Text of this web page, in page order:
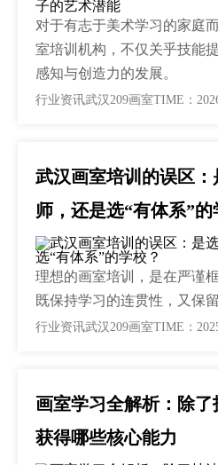
对于有志于美术学习的家庭
室培训机构，不仅关乎技能
感知与创造力的发展。
行业资讯武汉209画室TIME：
武汉画室培训的误区：
师，还是选“有体系”的
理想的画室培训，是在严谨
既保持学习的连贯性，又保
行业资讯武汉209画室TIME：
画室学习全解析：除
获得哪些核心能力